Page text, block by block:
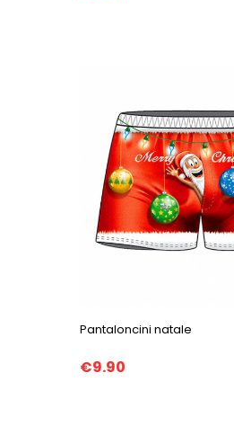
Pantaloncini natale
€9.90